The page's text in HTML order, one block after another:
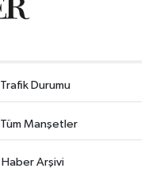
Trafik Durumu
Tüm Manşetler
Haber Arşivi